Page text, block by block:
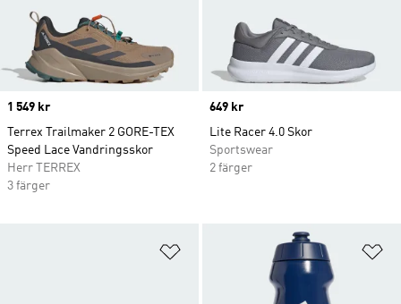
Price
1 549 kr
Terrex Trailmaker 2 GORE-TEX
Speed Lace Vandringsskor
Herr TERREX
3 färger
Price
649 kr
Lite Racer 4.0 Skor
Sportswear
2 färger
Lägg till på önskelistan